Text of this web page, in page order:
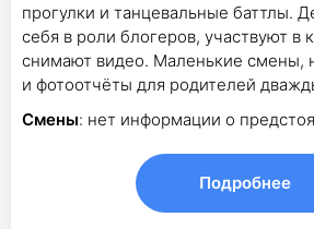
прогулки и танцевальные баттлы.
себя в роли блогеров, участвуют в
снимают видео. Маленькие смены,
и фотоотчёты для родителей
Смены: нет информации о
Подробнее